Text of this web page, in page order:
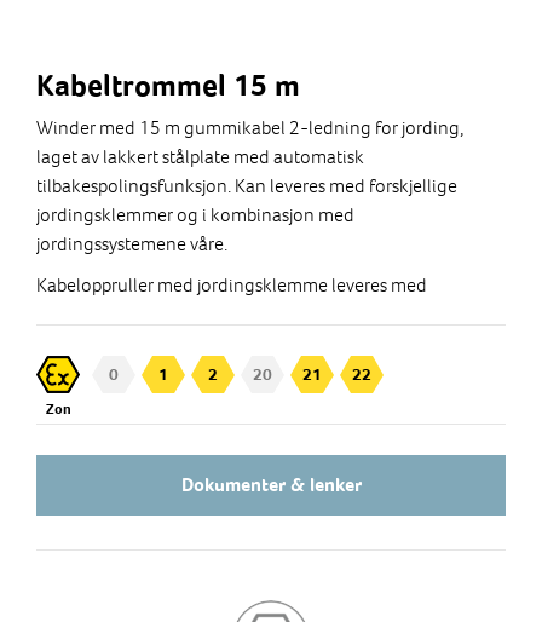
Kabeltrommel 15 m
Winder med 15 m gummikabel 2-ledning for jording,
laget av lakkert stålplate med automatisk
tilbakespolingsfunksjon. Kan leveres med forskjellige
jordingsklemmer og i kombinasjon med
jordingssystemene våre.
Kabeloppruller med jordingsklemme leveres med
Zon
0 1 2 20 21 22
Dokumenter & lenker